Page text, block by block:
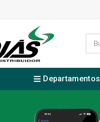
Departamentos